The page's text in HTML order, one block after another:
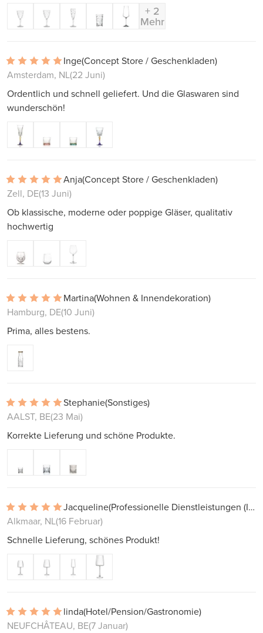
+ 2
Mehr
Inge(Concept Store / Geschenkladen)
Amsterdam, NL(22 Juni)
Ordentlich und schnell geliefert. Und die Glaswaren sind
wunderschön!
Anja(Concept Store / Geschenkladen)
Zell, DE(13 Juni)
Ob klassische, moderne oder poppige Gläser, qualitativ
hochwertig
Martina(Wohnen & Innendekoration)
Hamburg, DE(10 Juni)
Prima, alles bestens.
Stephanie(Sonstiges)
AALST, BE(23 Mai)
Korrekte Lieferung und schöne Produkte.
Jacqueline
(Professionelle Dienstleistungen (Interieur, Projekte))
Alkmaar, NL(16 Februar)
Schnelle Lieferung, schönes Produkt!
linda(Hotel/Pension/Gastronomie)
NEUFCHÂTEAU, BE(7 Januar)